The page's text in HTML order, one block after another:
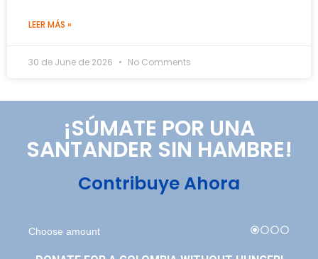
LEER MÁS »
30 de June de 2026 No Comments
¡SÚMATE POR UNA
SANTANDER SIN HAMBRE!
Contribuye Ahora